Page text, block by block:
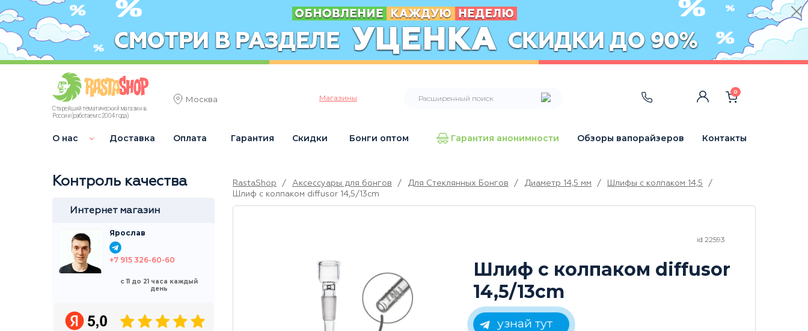
Старейший тематический магазин в
России (работаем с 2004 года)
Москва Магазины
0
О нас Доставка Оплата Гарантия Скидки Бонги оптом Гарантия анонимности Обзоры вапорайзеров Контакты
Контроль качества
Интернет магазин
Ярослав
+7 915 326-60-60
с 11 до 21 часа каждый
день
RastaShop / Аксессуары для бонгов / Для Стеклянных Бонгов / Диаметр 14,5 мм / Шлифы с колпаком 14,5
/
Шлиф с колпаком diffusor 14,5/13cm
id 22593
Шлиф с колпаком diffusor
14,5/13cm
узнай тут